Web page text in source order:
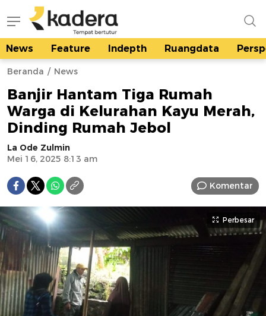
kadera.id
Tempat bertutur
News Feature Indepth Ruangdata
Beranda News
Banjir Hantam Tiga Rumah
Warga di Kelurahan Kayu Merah,
Dinding Rumah Jebol
La Ode Zulmin
Mei 16, 2025 8:13 am
Komentar
Perbesar